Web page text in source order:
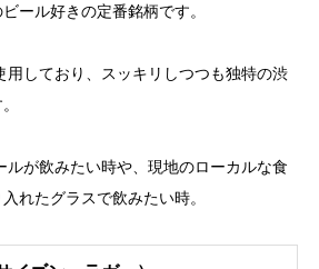
ール好きの定番銘柄です。
用しており、スッキリしつつも独特の渋
ルが飲みたい時や、現地のローカルな食
れたグラスで飲みたい時。